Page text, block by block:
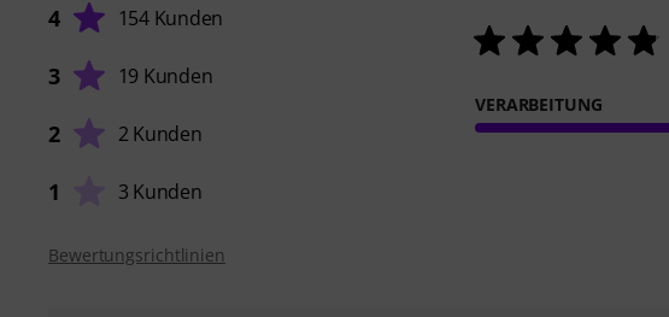
4 154 Kunden
3 19 Kunden
2 2 Kunden
1 3 Kunden
VERARBEITUNG
Bewertungsrichtlinien